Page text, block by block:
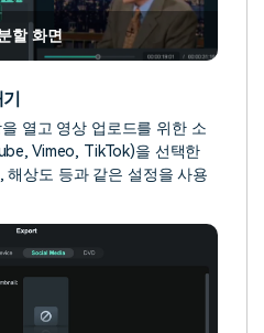
할 화면
을 열고 영상 업로드를 위한 소
Vimeo, TikTok)을 선택한
해상도 등과 같은 설정을 사용